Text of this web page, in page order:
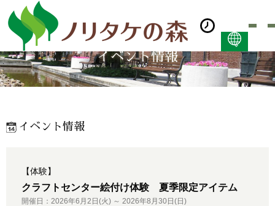
日本語
ENGLISH
ภาษาไทย (PDF:400KB)
イベント情報
イベント情報
【体験】
クラフトセンター絵付け体験 夏季限定アイテム
開催日：2026年6月2日(火) ～ 2026年8月30日(日)